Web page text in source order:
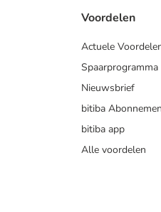
Voordelen
Actuele
Spaarprogramma
Nieuwsbrief
bitiba
bitiba app
Alle voordelen